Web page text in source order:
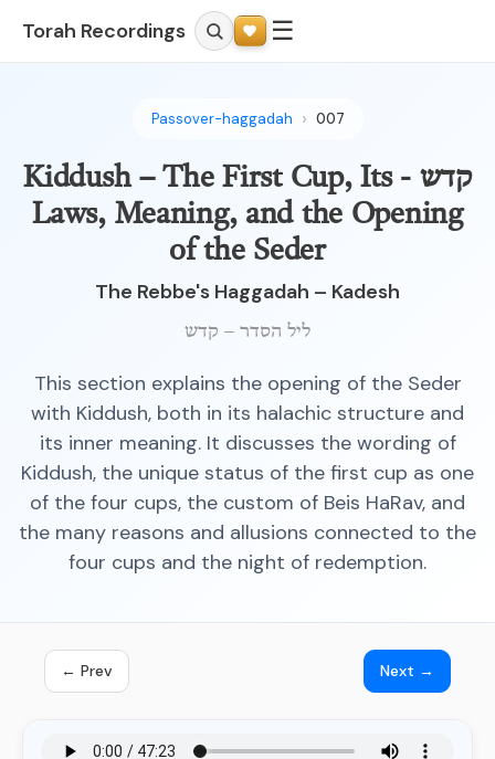
Torah Recordings ☰
Passover-haggadah 007
קדש - Kiddush – The First Cup, Its
Laws, Meaning, and the Opening
of the Seder
The Rebbe's Haggadah – Kadesh
ליל הסדר – קדש
This section explains the opening of the Seder
with Kiddush, both in its halachic structure and
its inner meaning. It discusses the wording of
Kiddush, the unique status of the first cup as one
of the four cups, the custom of Beis HaRav, and
the many reasons and allusions connected to the
four cups and the night of redemption.
← Prev Next →